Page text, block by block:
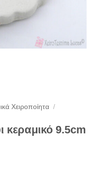
Χειροποίητα /
κεραμικό 9.5cm